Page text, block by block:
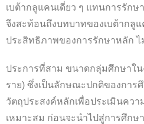
เบต้ากลูแคนเดี่ยว ๆ แทนการรักษ
จึงสะท้อนถึงบทบาทของเบต้ากลูแ
ประสิทธิภาพของการรักษาหลัก
ประการที่สาม ขนาดกลุ่มศึกษาใน
ราย) ซึ่งเป็นลักษณะปกติของการ
วัตถุประสงค์หลักเพื่อประเมินคว
เหมาะสม ก่อนจะนำไปสู่การศึกษ